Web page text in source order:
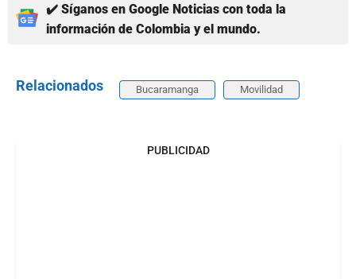
✔️ Síganos en Google Noticias con toda la
información de Colombia y el mundo.
Relacionados Bucaramanga Movilidad
PUBLICIDAD